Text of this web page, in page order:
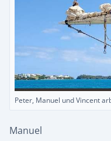
Peter, Manuel und Vincent
Manuel